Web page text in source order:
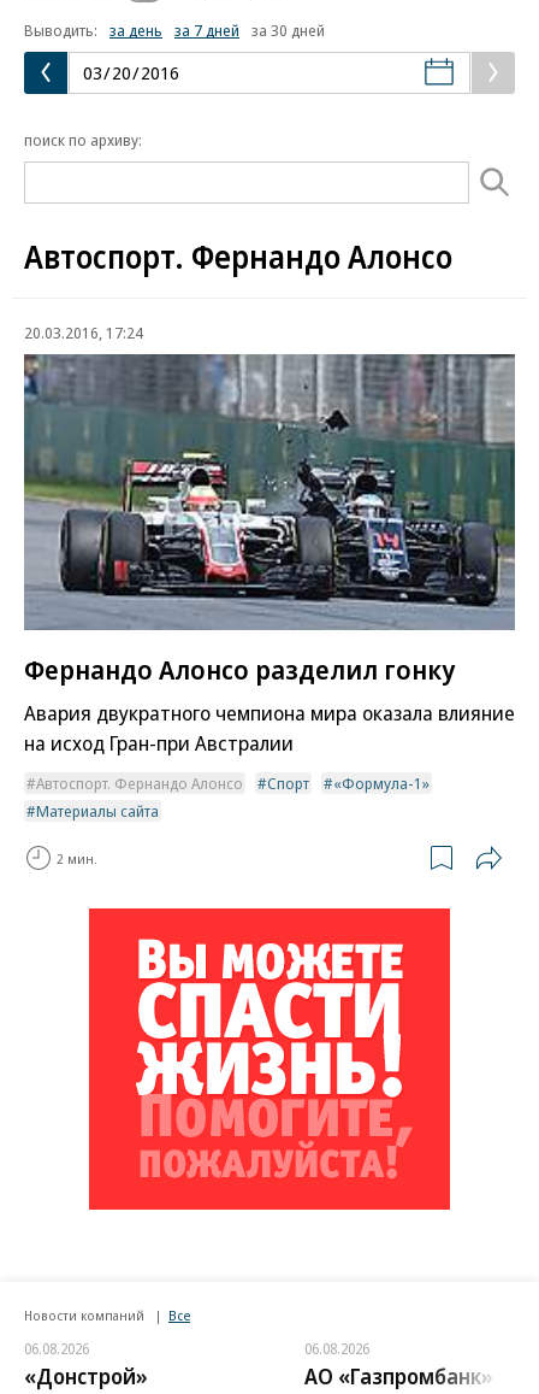
Выводить:
за день за 7 дней за 30 дней
поиск по архиву:
Автоспорт. Фернандо Алонсо
20.03.2016, 17:24
Фернандо Алонсо разделил гонку
Авария двукратного чемпиона мира оказала влияние
на исход Гран-при Австралии
Автоспорт. Фернандо Алонсо Спорт
«Формула-1»
Материалы сайта
2 мин.
Новости компаний Все
06.08.2026
«Донстрой»
06.08.2026
АО «Газпромбанк»